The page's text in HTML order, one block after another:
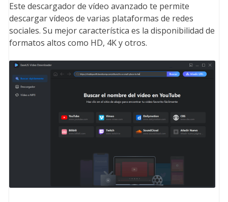
Este descargador de vídeo avanzado te permite
descargar vídeos de varias plataformas de redes
sociales. Su mejor característica es la disponibilidad de
formatos altos como HD, 4K y otros.